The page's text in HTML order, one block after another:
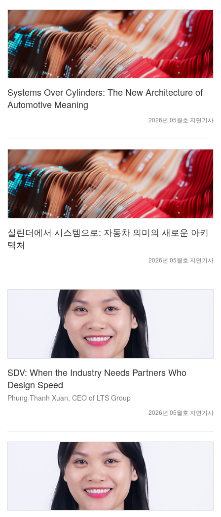
Systems Over Cylinders: The New Architecture of
Automotive Meaning
2026년 05월호 지면기사
실린더에서 시스템으로: 자동차 의미의 새로운 아키
텍처
2026년 05월호 지면기사
SDV: When the Industry Needs Partners Who
Design Speed
Phung Thanh Xuan, CEO of LTS Group
2026년 05월호 지면기사